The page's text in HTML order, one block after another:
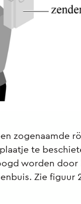
zogenaamde
te
worden door
Zie figuur